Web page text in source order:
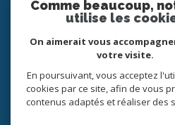
Comme beaucoup,
utilise les
On aimerait vous
votre visite.
En poursuivant, vous acceptez
cookies par ce site, afin de vous
contenus adaptés et réaliser des